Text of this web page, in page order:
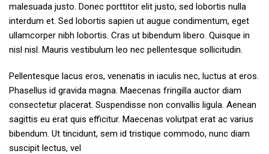
malesuada justo. Donec porttitor elit justo, sed lobortis nulla
interdum et. Sed lobortis sapien ut augue condimentum, eget
ullamcorper nibh lobortis. Cras ut bibendum libero. Quisque in
nisl nisl. Mauris vestibulum leo nec pellentesque sollicitudin.
Pellentesque lacus eros, venenatis in iaculis nec, luctus at eros.
Phasellus id gravida magna. Maecenas fringilla auctor diam
consectetur placerat. Suspendisse non convallis ligula. Aenean
sagittis eu erat quis efficitur. Maecenas volutpat erat ac varius
bibendum. Ut tincidunt, sem id tristique commodo, nunc diam
suscipit lectus, vel